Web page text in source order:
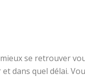
se retrouver
dans quel délai.